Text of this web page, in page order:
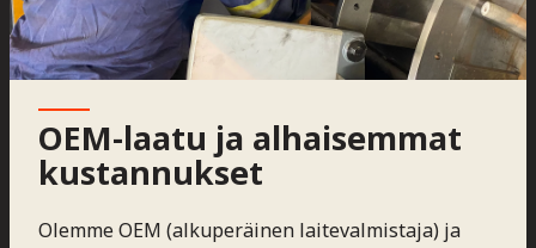
OEM-laatu ja alhaisemmat
kustannukset
Olemme OEM (alkuperäinen laitevalmistaja) ja